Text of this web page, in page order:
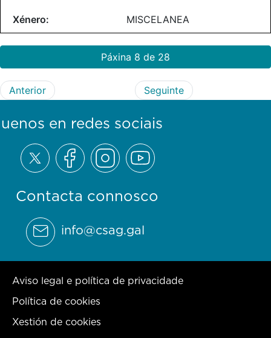
MISCELANEA
Páxina 8 de 28
Anterior Seguinte
Contacta connosco
info@csag.gal
en redes sociais
Aviso legal e política de privacidade
Política de cookies
Xestión de cookies